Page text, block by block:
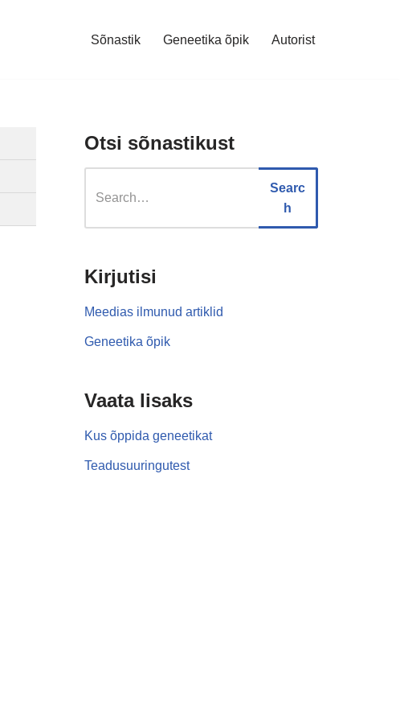
Sõnastik Geneetika õpik Autorist
Otsi sõnastikust
Searc
h
Kirjutisi
Meedias ilmunud artiklid
Geneetika õpik
Vaata lisaks
Kus õppida geneetikat
Teadusuuringutest